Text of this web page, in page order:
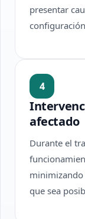
presentar
4
afectado
Durante el
minimizando
que sea